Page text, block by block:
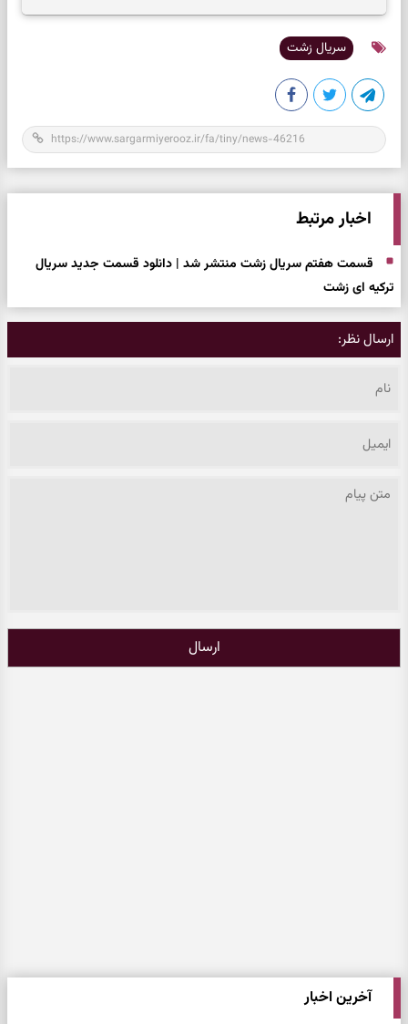
سریال زشت
اخبار مرتبط
قسمت هفتم سریال زشت منتشر شد | دانلود قسمت جدید سریال
ترکیه ای زشت
ارسال نظر:
ارسال
آخرین اخبار